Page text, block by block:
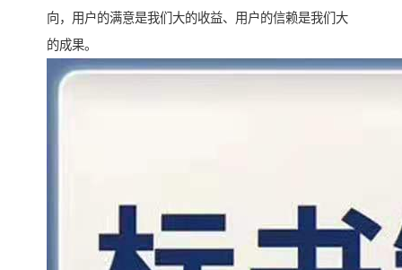
向，用户的满意是我们大的收益、用户的信赖是我们大
的成果。